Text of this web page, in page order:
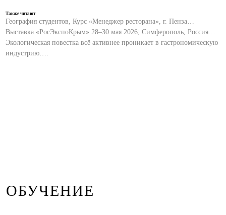
Также читают
География студентов, Курс «Менеджер ресторана», г. Пенза…
Выставка «РосЭкспоКрым» 28–30 мая 2026; Симферополь, Россия…
Экологическая повестка всё активнее проникает в гастрономическую
индустрию….
ОБУЧЕНИЕ